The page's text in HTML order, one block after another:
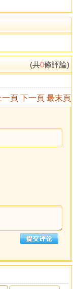
(共0條評論)
一頁 下一頁 最末頁